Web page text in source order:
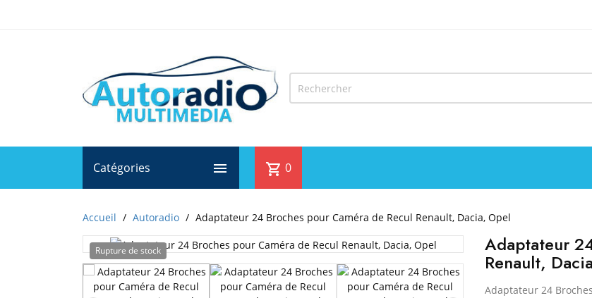
Catégories  shopping_cart 0
Accueil Autoradio Adaptateur 24 Broches pour Caméra de Recul Renault, Dacia, Opel
Rupture de stock Adaptateur
Renault,
Adaptateur 24